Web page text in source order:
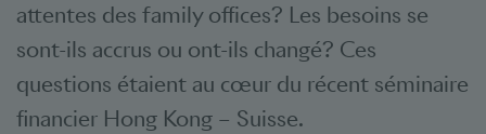
attentes des family offices? Les besoins se
sont-ils accrus ou ont-ils changé? Ces
questions étaient au cœur du récent séminaire
financier Hong Kong – Suisse.